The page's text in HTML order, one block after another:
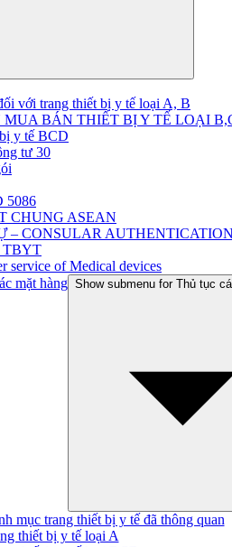
với trang thiết bị y tế loại A, B
BÁN THIẾT BỊ Y TẾ LOẠI
y tế BCD
tư 30
5086
CHUNG ASEAN
– CONSULAR AUTHENTICATION
TBYT
service of Medical devices
mặt hàng Show submenu for Thủ tục
mục trang thiết bị y tế đã thông quan
thiết bị y tế loại A